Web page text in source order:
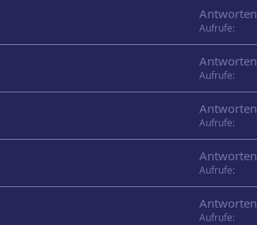
Antworten
Aufrufe
Antworten
Aufrufe
Antworten
Aufrufe
Antworten
Aufrufe
Antworten
Aufrufe